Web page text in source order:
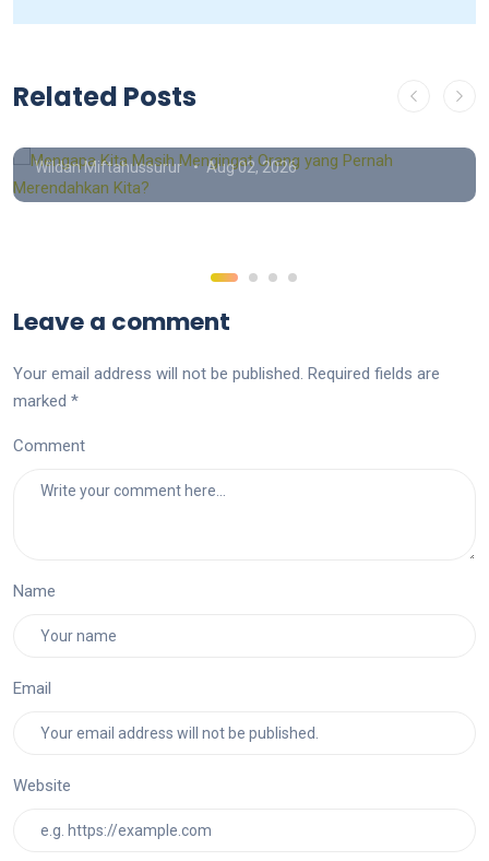
Related Posts
Mengapa Kita Masih Mengingat
Orang yang Pernah Merendahkan
Kita?
Wildan Miftahussurur Aug 02, 2026
Leave a comment
Your email address will not be published. Required fields are
marked *
Comment
Name
Email
Website